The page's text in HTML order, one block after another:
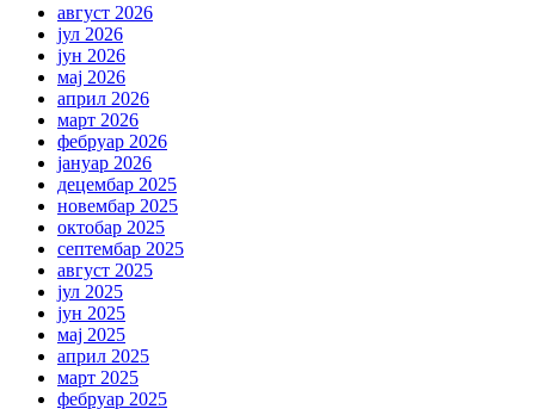
август 2026
јул 2026
јун 2026
мај 2026
април 2026
март 2026
фебруар 2026
јануар 2026
децембар 2025
новембар 2025
октобар 2025
септембар 2025
август 2025
јул 2025
јун 2025
мај 2025
април 2025
март 2025
фебруар 2025